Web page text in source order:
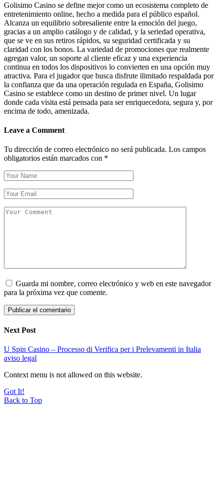
Golisimo Casino se define mejor como un ecosistema completo de
entretenimiento online, hecho a medida para el público español.
Alcanza un equilibrio sobresaliente entre la emoción del juego,
gracias a un amplio catálogo y de calidad, y la seriedad operativa,
que se ve en sus retiros rápidos, su seguridad certificada y su
claridad con los bonos. La variedad de promociones que realmente
agregan valor, un soporte al cliente eficaz y una experiencia
continua en todos los dispositivos lo convierten en una opción muy
atractiva. Para el jugador que busca disfrute ilimitado respaldada por
la confianza que da una operación regulada en España, Golisimo
Casino se establece como un destino de primer nivel. Un lugar
donde cada visita está pensada para ser enriquecedora, segura y, por
encima de todo, amenizada.
Leave a Comment
Tu dirección de correo electrónico no será publicada. Los campos
obligatorios están marcados con *
Guarda mi nombre, correo electrónico y web en este navegador
para la próxima vez que comente.
Next Post
U Spin Casino – Processo di Verifica per i Prelevamenti in Italia
aviso legal
Context menu is not allowed on this website.
Got It!
Back to Top